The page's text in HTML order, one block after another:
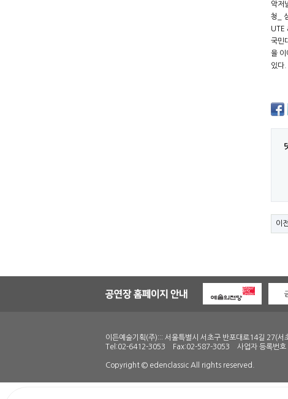
악저
청_
UTE
국민
을 이
있다.
이
이든예술기획(주)::: 서울특별시 서초구 반포대로14길 27(
Tel:02-6412-3053 Fax:02-587-3053 사업자 등록번호
Copyright © edenclassic All rights reserved.